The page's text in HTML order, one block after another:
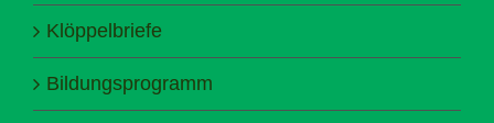
Klöppelbriefe
Bildungsprogramm